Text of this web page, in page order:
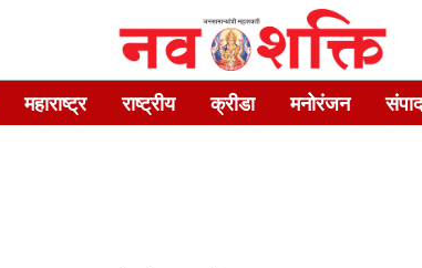
महाराष्ट्र राष्ट्रीय क्रीडा मनोरंजन